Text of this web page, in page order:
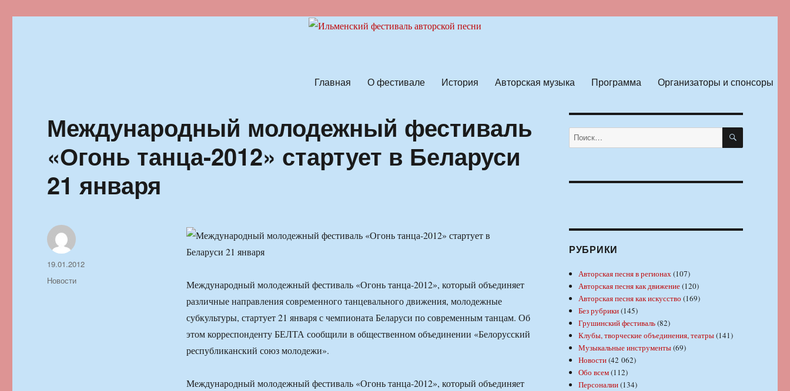
Главная О фестивале История Авторская музыка Программа Организаторы и спонсоры
Международный молодежный фестиваль
«Огонь танца-2012» стартует в Беларуси
21 января
Международный молодежный фестиваль «Огонь танца-2012», который объединяет
различные направления современного танцевального движения, молодежные
субкультуры, стартует 21 января с чемпионата Беларуси по современным танцам. Об
этом корреспонденту БЕЛТА сообщили в общественном объединении «Белорусский
республиканский союз молодежи».
Международный молодежный фестиваль «Огонь танца-2012», который объединяет
Автор
Опубликовано
19.01.2012
Рубрики
Новости
Искать: ПОИСК
РУБРИКИ
Авторская песня в регионах(107)
Авторская песня как движение(120)
Авторская песня как искусство (169)
Без рубрики(145)
Грушинский фестиваль(82)
Клубы, творческие объединения, театры(141)
Музыкальные инструменты(69)
Новости(42 062)
Обо всем(112)
Персоналии(134)